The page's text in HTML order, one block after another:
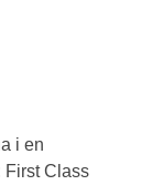
i en
First Class